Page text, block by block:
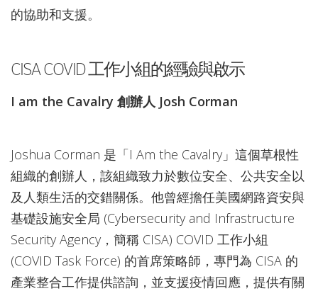
的協助和支援。
CISA COVID 工作小組的經驗與啟示
I am the Cavalry 創辦人 Josh Corman
Joshua Corman 是「I Am the Cavalry」這個草根性
組織的創辦人，該組織致力於數位安全、公共安全以
及人類生活的交錯關係。他曾經擔任美國網路資安與
基礎設施安全局 (Cybersecurity and Infrastructure
Security Agency，簡稱 CISA) COVID 工作小組
(COVID Task Force) 的首席策略師，專門為 CISA 的
產業整合工作提供諮詢，並支援疫情回應，提供有關